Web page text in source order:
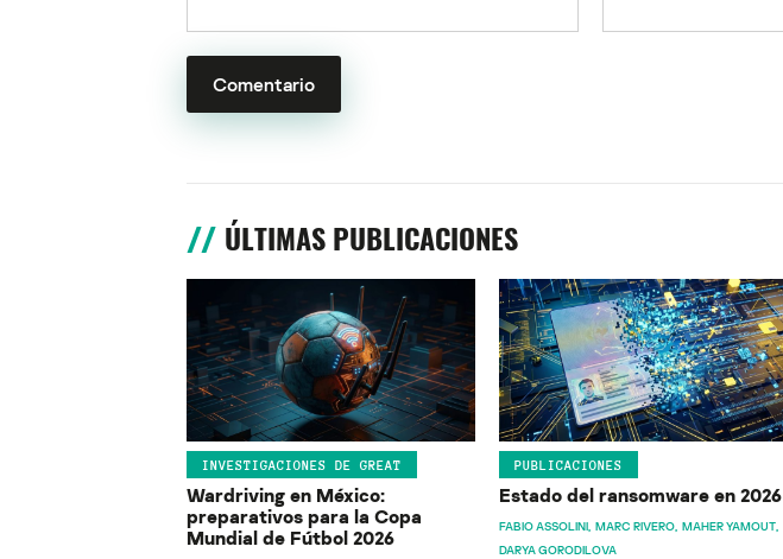
ÚLTIMAS PUBLICACIONES
INVESTIGACIONES DE GREAT
Wardriving en México:
preparativos para la Copa
Mundial de Fútbol 2026
PUBLICACIONES
Estado del ransomware en 2026
FABIO ASSOLINI MARC RIVERO MAHER YAMOUT
DARYA GORODILOVA